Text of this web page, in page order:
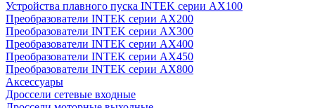
Устройства плавного пуска INTEK серии AX100
Преобразователи INTEK серии AX200
Преобразователи INTEK серии AX300
Преобразователи INTEK серии AX400
Преобразователи INTEK серии AX450
Преобразователи INTEK серии AX800
Аксессуары
Дроссели сетевые входные